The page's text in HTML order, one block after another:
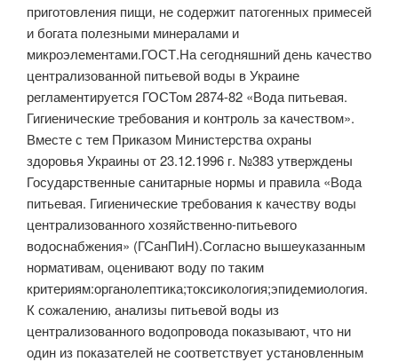
приготовления пищи, не содержит патогенных примесей
и богата полезными минералами и
микроэлементами.ГОСТ.На сегодняшний день качество
централизованной питьевой воды в Украине
регламентируется ГОСТом 2874-82 «Вода питьевая.
Гигиенические требования и контроль за качеством».
Вместе с тем Приказом Министерства охраны
здоровья Украины от 23.12.1996 г. №383 утверждены
Государственные санитарные нормы и правила «Вода
питьевая. Гигиенические требования к качеству воды
централизованного хозяйственно-питьевого
водоснабжения» (ГСанПиН).Согласно вышеуказанным
нормативам, оценивают воду по таким
критериям:органолептика;токсикология;эпидемиология.
К сожалению, анализы питьевой воды из
централизованного водопровода показывают, что ни
один из показателей не соответствует установленным